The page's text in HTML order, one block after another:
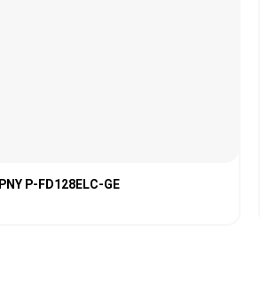
PNY P-FD128ELC-GE